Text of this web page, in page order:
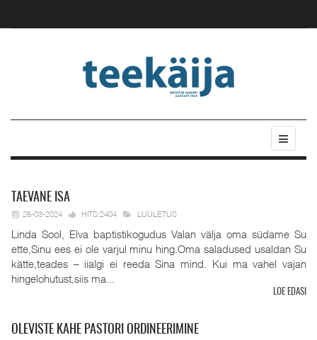
TAEVANE ISA
26-03-2024 HITS:2404 LUULETUS
Linda Sool, Elva baptistikogudus Valan välja oma südame Su
ette,Sinu ees ei ole varjul minu hing.Oma saladused usaldan Su
kätte,teades – iialgi ei reeda Sina mind. Kui ma vahel vajan
hingelohutust,siis ma...
LOE EDASI
OLEVISTE KAHE PASTORI ORDINEERIMINE